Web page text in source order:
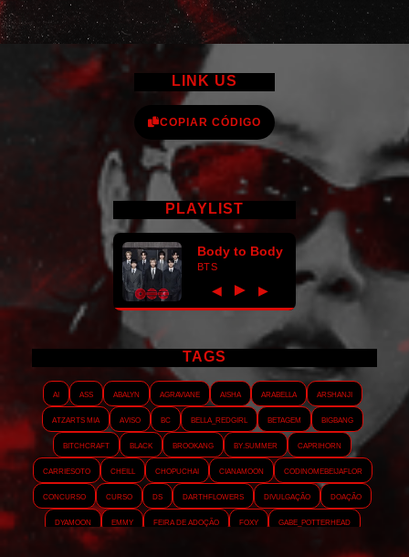
LINK US
COPIAR CÓDIGO
PLAYLIST
Body to Body
BTS
◀ ► ▶
TAGS
AI ASS Abalyn Agraviane Aisha Arabella
Arshanji
Atzarts Mia
Aviso BC Bella_RedGirl Betagem
Bigbang
Bitchcraft
Black Brookang By.summer
Caprihorn
Carriesoto
Cheill Chopuchai Cianamoon
Codinomebeijaflor
Concurso
Curso DS Darthflowers Divulgação
Doação
Dyamoon
Emmy Feira de adoção Foxy
Gabe_Potterhead
GeminnieKook